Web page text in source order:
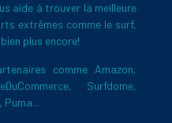
aide à trouver la meilleure
extrêmes comme le surf,
plus encore!
comme Amazon,
Surfdome,
Puma...